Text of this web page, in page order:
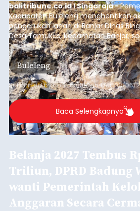
balitribune.co.id I Singaraja -
Kabupaten Buleleng menghentikan
pengerukan lahan di Banjar Dinas
Desa Temukus, Kecamatan Banjar,
ditemukan indikasi kegiatan
material yang tidak sesuai dengan
kawasan.
Buleleng
Submitted bycontributoronThu, 08/06/
Baca Selengkapnya
Belanja 2027 Tembus
Triliun, DPRD Badung
wanti Pemerintah
Anggaran Secara